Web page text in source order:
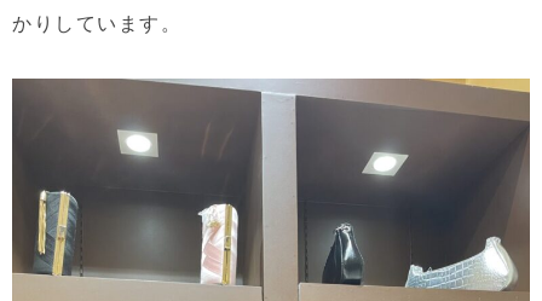
かりしています。